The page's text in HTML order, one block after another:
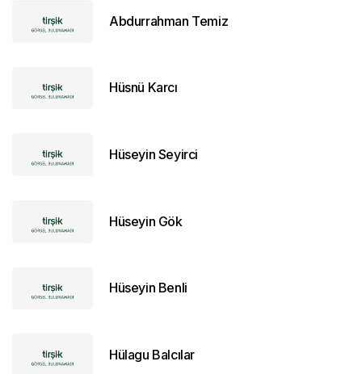
Abdurrahman Temiz
Hüsnü Karcı
Hüseyin Seyirci
Hüseyin Gök
Hüseyin Benli
Hülagu Balcılar